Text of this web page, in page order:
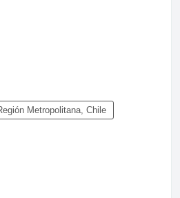
Metropolitana, Chile